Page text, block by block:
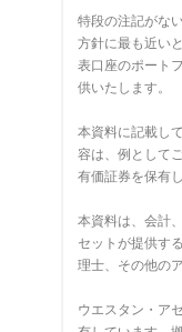
特段の注記がな
方針に最も近い
表口座のポート
供いたします。
本資料に記載し
容は、例として
有価証券を保有
本資料は、会計
セットが提供す
理士、その他の
ウエスタン・ア